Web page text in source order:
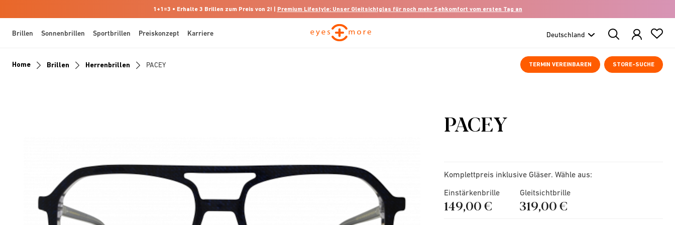
1+1=3 • Erhalte 3 Brillen zum Preis von 2! | Premium Lifestyle: Unser Gleitsichtglas für noch mehr Sehkomfort vom ersten Tag an
Brillen Sonnenbrillen Sportbrillen Preiskonzept Karriere
Search
Products
TERMIN VEREINBAREN STORE-SUCHE
Home Brillen Herrenbrillen PACEY
PACEY
Komplettpreis inklusive Gläser. Wähle aus:
Einstärkenbrille
149,00 €
Gleitsichtbrille
319,00 €